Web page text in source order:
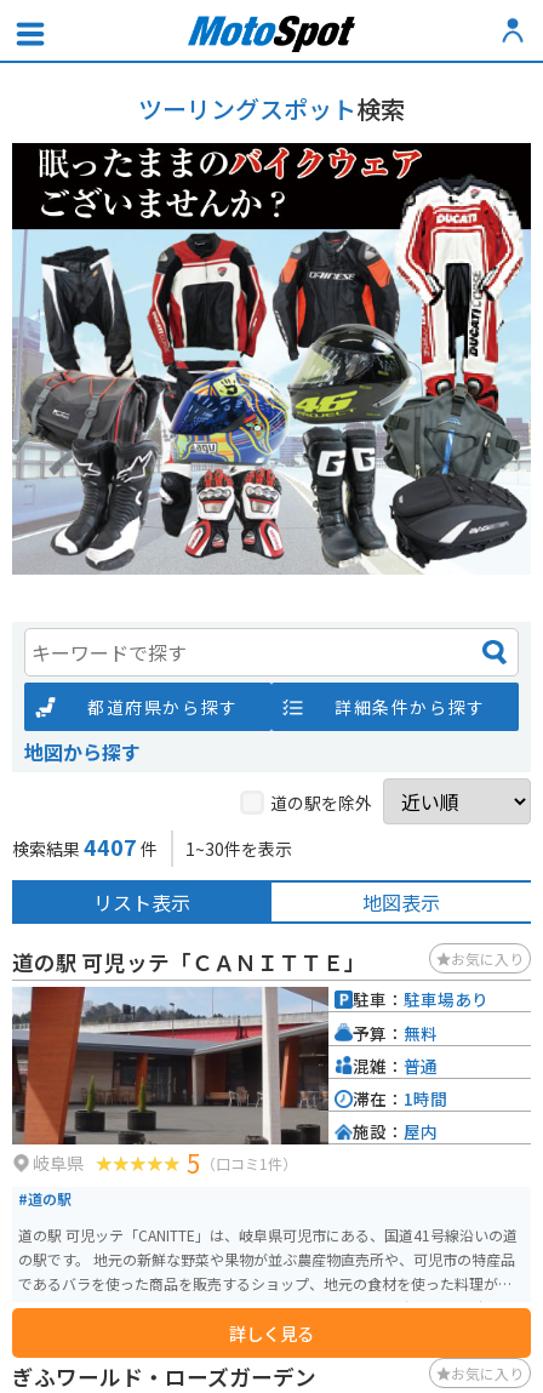
ツーリングスポット検索
都道府県から探す 詳細条件から探す
地図から探す
道の駅を除外
検索結果 4407 件 1~30件を表示
リスト表示 地図表示
道の駅 可児ッテ「ＣＡＮＩＴＴＥ」 お気に入り
岐阜県 5 （口コミ1件）
#道の駅
道の駅 可児ッテ「CANITTE」は、岐阜県可児市にある、国道41号線沿いの道
の駅です。 地元の新鮮な野菜や果物が並ぶ農産物直売所や、可児市の特産品
であるバラを使った商品を販売するショップ、地元の食材を使った料理が楽
しめるレストランなどがあります。 バイクで行く場合は、広々とした駐車場
があるので安心です。ツーリングの休憩場所としても最適です。 可児市は、
バラの栽培が盛んなことで知られており、「花フェスタ記念公園」などのバ
ラ園があります。また、美濃焼の産地としても有名で、道の駅でも美濃焼の
詳しく見る
駐車： 駐車場あり
予算： 無料
混雑： 普通
滞在： 1時間
施設： 屋内
ぎふワールド・ローズガーデン お気に入り